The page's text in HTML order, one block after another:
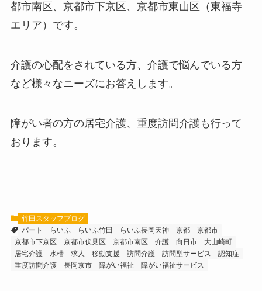
都市南区、京都市下京区、京都市東山区（東福寺
エリア）です。
介護の心配をされている方、介護で悩んでいる方
など様々なニーズにお答えします。​
障がい者の方の居宅介護、重度訪問介護も行って
おります。
竹田スタッフブログ
パート
らいふ らいふ竹田 らいふ長岡天神 京都
京都市
京都市下京区
京都市伏見区 京都市南区 介護 向日市
大山崎町
居宅介護
水槽 求人 移動支援 訪問介護 訪問型サービス
認知症
重度訪問介護
長岡京市 障がい福祉 障がい福祉サービス